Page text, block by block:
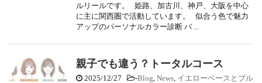
ルリールです。 姫路、加古川、神戸、大阪を中心
に主に関西圏で活動しています。 似合う色で魅力
アップのパーソナルカラー診断 バ ...
親子でも違う？トータルコース
2025/12/27 -Blog, News, イエローベースとブル